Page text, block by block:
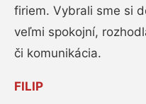
firiem. Vybrali sme si
veľmi spokojní,
či komunikácia.
FILIP